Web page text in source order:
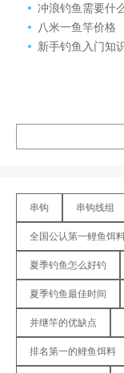
冲浪钓鱼需要什
八米一鱼竿价格
新手钓鱼入门知
串钩 串钩线组
全国公认第一鲤鱼饵
夏季钓鱼怎么好钓
夏季钓鱼最佳时间
并继竿的优缺点
排名第一的鲤鱼饵料